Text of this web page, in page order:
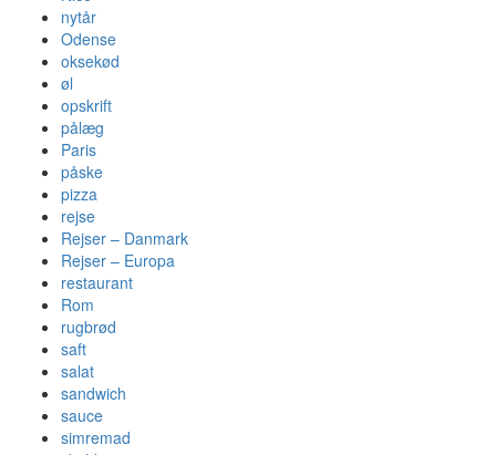
nytår
Odense
oksekød
øl
opskrift
pålæg
Paris
påske
pizza
rejse
Rejser – Danmark
Rejser – Europa
restaurant
Rom
rugbrød
saft
salat
sandwich
sauce
simremad